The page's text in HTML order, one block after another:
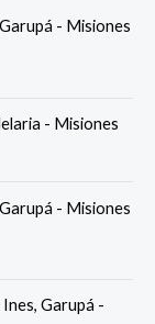
- Misiones
- Misiones
- Misiones
Garupá -